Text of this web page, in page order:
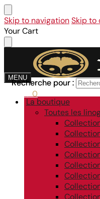
Skip to navigationSkip to
Your Cart
MENU
Recherche pour :
0
Recherche pour :
La boutique
Toutes les